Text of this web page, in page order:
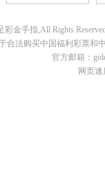
彩金手指,All Rights
合法购买中国福利彩票
官方邮箱：
网页速